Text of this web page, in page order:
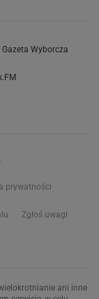
Gazeta Wyborcza
prywatności
Zgłoś uwagi
ani inne